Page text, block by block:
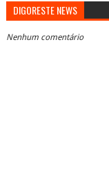
DIGORESTE NEWS
Nenhum comentário